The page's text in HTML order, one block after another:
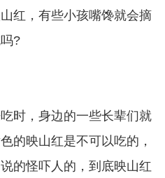
红，有些小孩嘴馋就会摘
?
时，身边的一些长辈们就
的映山红是不可以吃的，
的怪吓人的，到底映山红